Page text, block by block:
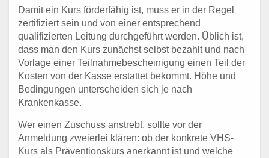
Damit ein Kurs förderfähig ist, muss er in der Regel
zertifiziert sein und von einer entsprechend
qualifizierten Leitung durchgeführt werden. Üblich ist,
dass man den Kurs zunächst selbst bezahlt und nach
Vorlage einer Teilnahmebescheinigung einen Teil der
Kosten von der Kasse erstattet bekommt. Höhe und
Bedingungen unterscheiden sich je nach
Krankenkasse.
Wer einen Zuschuss anstrebt, sollte vor der
Anmeldung zweierlei klären: ob der konkrete VHS-
Kurs als Präventionskurs anerkannt ist und welche